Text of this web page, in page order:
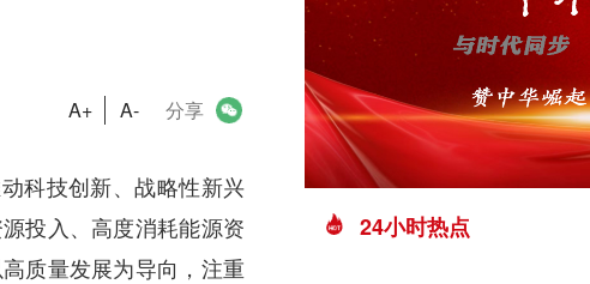
A+ A- 分享
科技创新、战略性新兴
投入、高度消耗能源资
质量发展为导向，注重
24小时热点